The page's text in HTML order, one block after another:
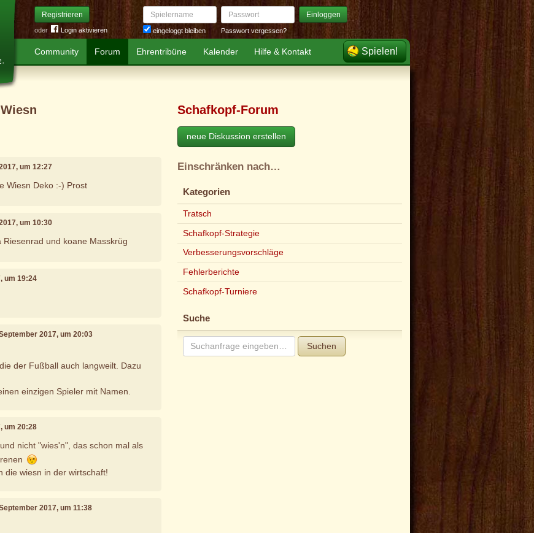
Registrieren
oder Login aktivieren
Spielername
eingeloggt bleiben
Passwort Einloggen
Passwort vergessen?
Community Forum Ehrentribüne Kalender Hilfe & Kontakt Spielen!
um 12:27
Wiesn Deko :-) Prost
um 10:30
und koane Masskrüg
um 19:24
2017, um 20:03
der Fußball auch langweilt. Dazu
einzigen Spieler mit Namen.
um 20:28
nicht "wies'n", das schon mal als
die wiesn in der wirtschaft!
2017, um 11:38
Schafkopf-Forum
neue Diskussion erstellen
Einschränken nach…
Kategorien
Tratsch
Schafkopf-Strategie
Verbesserungsvorschläge
Fehlerberichte
Schafkopf-Turniere
Suche
Suchen